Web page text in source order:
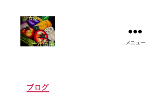
一
メニュー
カ
ブログ